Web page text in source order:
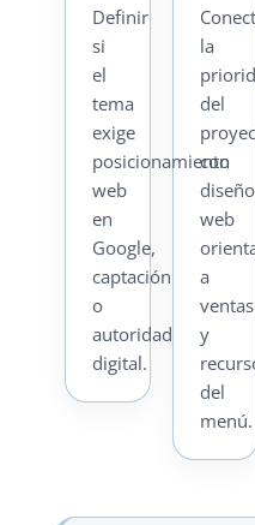
Definir
si
el
tema
exige
posicionamiento
web
en
Google,
captación
o
autoridad
digital.
la
del
con
diseño
web
a
ventas
y
del
menú.